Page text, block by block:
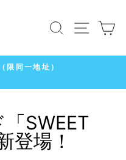
検索 サイ
7-11
SWEET
登場！